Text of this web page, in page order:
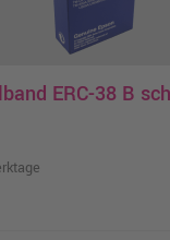
ERC-38 B